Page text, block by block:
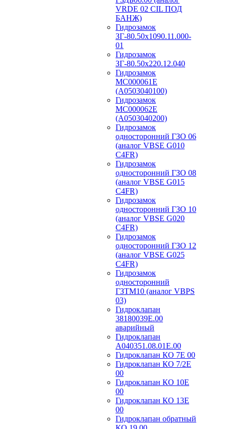
VRDE 02 CIL ПОД
БАНЖ)
Гидрозамок
ЗГ-80.50х1090.11.000-
01
Гидрозамок
ЗГ-80.50х220.12.040
Гидрозамок
МС000061Е
(А0503040100)
Гидрозамок
МС000062Е
(А0503040200)
Гидрозамок
односторонний ГЗО 06
(аналог VBSE G010
C4FR)
Гидрозамок
односторонний ГЗО 08
(аналог VBSE G015
C4FR)
Гидрозамок
односторонний ГЗО 10
(аналог VBSE G020
C4FR)
Гидрозамок
односторонний ГЗО 12
(аналог VBSE G025
C4FR)
Гидрозамок
односторонний
ГЗТМ10 (аналог VBPS
03)
Гидроклапан
38180039Е.00
аварийный
Гидроклапан
А040351.08.01Е.00
Гидроклапан КО 7Е 00
Гидроклапан КО 7/2Е
00
Гидроклапан КО 10Е
00
Гидроклапан КО 13Е
00
Гидроклапан обратный